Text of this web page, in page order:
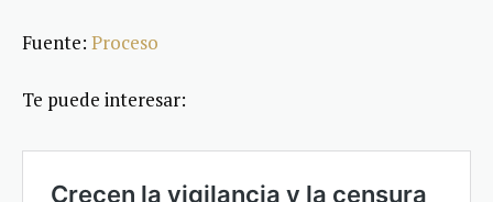
Fuente: Proceso
Te puede interesar: